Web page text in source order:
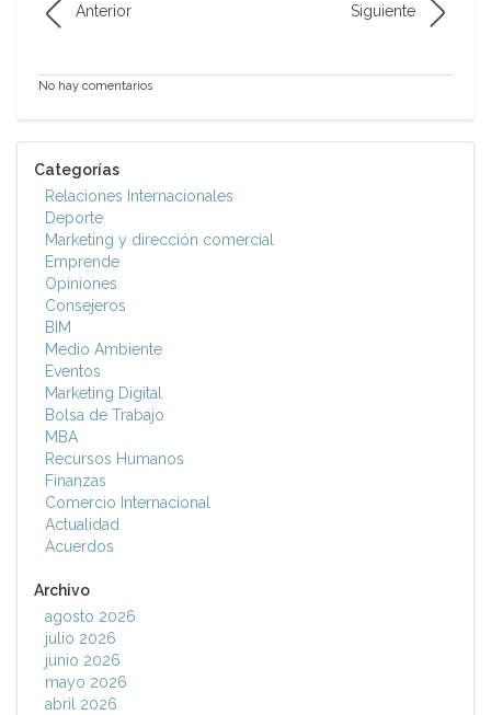
Anterior Siguiente
No hay comentarios
Categorías
Relaciones Internacionales
Deporte
Marketing y dirección comercial
Emprende
Opiniones
Consejeros
BIM
Medio Ambiente
Eventos
Marketing Digital
Bolsa de Trabajo
MBA
Recursos Humanos
Finanzas
Comercio Internacional
Actualidad
Acuerdos
Archivo
agosto 2026
julio 2026
junio 2026
mayo 2026
abril 2026